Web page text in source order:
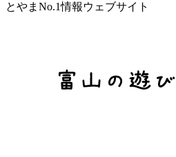
とやまNo.1情報ウェブサイト